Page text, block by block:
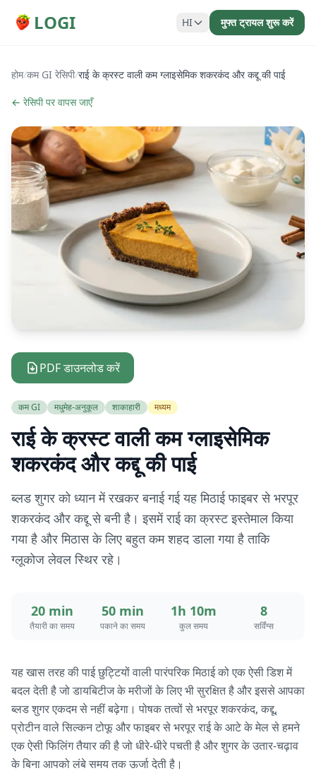
LOGI HI मुफ्त ट्रायल शुरू करें
होम/कम GI रेसिपी/राई के क्रस्ट वाली कम ग्लाइसेमिक शकरकंद और कद्दू की पाई
← रेसिपी पर वापस जाएँ
PDF डाउनलोड करें
कम GI मधुमेह-अनुकूल शाकाहारी मध्यम
राई के क्रस्ट वाली कम ग्लाइसेमिक
शकरकंद और कद्दू की पाई
ब्लड शुगर को ध्यान में रखकर बनाई गई यह मिठाई फाइबर से भरपूर
शकरकंद और कद्दू से बनी है। इसमें राई का क्रस्ट इस्तेमाल किया
गया है और मिठास के लिए बहुत कम शहद डाला गया है ताकि
ग्लूकोज लेवल स्थिर रहे।
20 min
तैयारी का समय
50 min
पकाने का समय
1h 10m
कुल समय
8
सर्विंग्स
यह खास तरह की पाई छुट्टियों वाली पारंपरिक मिठाई को एक ऐसी डिश में
बदल देती है जो डायबिटीज के मरीजों के लिए भी सुरक्षित है और इससे आपका
ब्लड शुगर एकदम से नहीं बढ़ेगा। पोषक तत्वों से भरपूर शकरकंद, कद्दू,
प्रोटीन वाले सिल्कन टोफू और फाइबर से भरपूर राई के आटे के मेल से हमने
एक ऐसी फिलिंग तैयार की है जो धीरे-धीरे पचती है और शुगर के उतार-चढ़ाव
के बिना आपको लंबे समय तक ऊर्जा देती है।